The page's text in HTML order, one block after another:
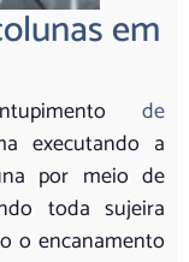
em
de
executando a
por meio de
toda sujeira
o encanamento